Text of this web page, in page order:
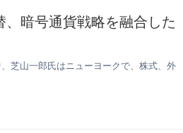
暗号通貨戦略を融合した
芝山一郎氏はニューヨークで、株式、外